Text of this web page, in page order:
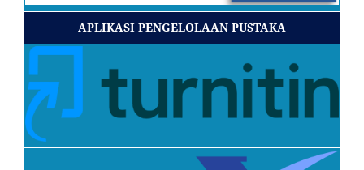
APLIKASI PENGELOLAAN PUSTAKA